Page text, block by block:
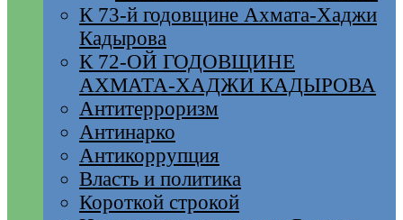
К 73-й годовщине Ахмата-Хаджи
Кадырова
К 72-ОЙ ГОДОВЩИНЕ
АХМАТА-ХАДЖИ КАДЫРОВА
Антитерроризм
Антинарко
Антикоррупция
Власть и политика
Короткой строкой